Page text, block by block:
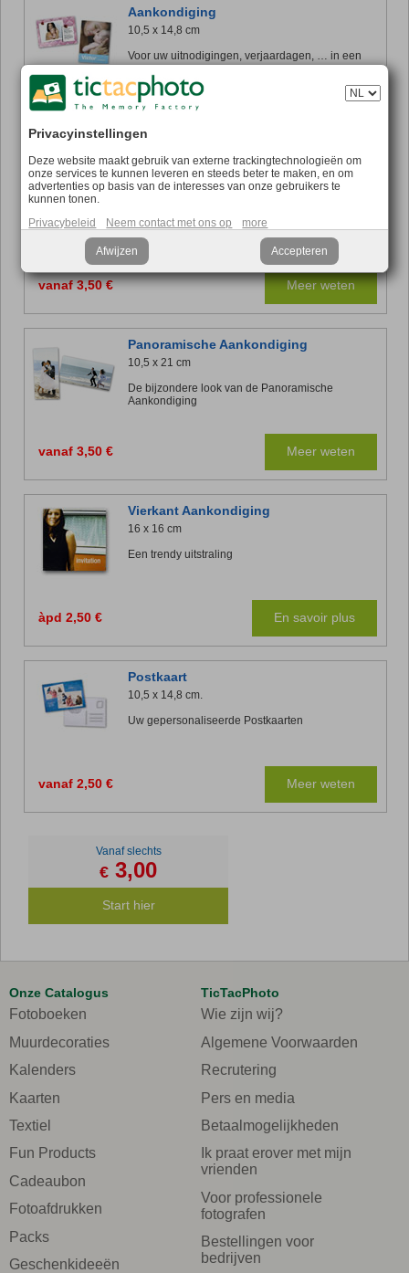
Aankondiging
10,5 x 14,8 cm
Voor uw uitnodigingen, verjaardagen, … in een
genormaliseerd formaat
XL-Aankondiging
De XL-aankondigingen voor groot nieuws
vanaf 3,50 € Meer weten
Panoramische Aankondiging
10,5 x 21 cm
De bijzondere look van de Panoramische
Aankondiging
vanaf 3,50 € Meer weten
Vierkant Aankondiging
16 x 16 cm
Een trendy uitstraling
àpd 2,50 € En savoir plus
Postkaart
10,5 x 14,8 cm.
Uw gepersonaliseerde Postkaarten
vanaf 2,50 € Meer weten
Vanaf slechts
€ 3,00
Start hier
Onze Catalogus
Fotoboeken
Muurdecoraties
Kalenders
Kaarten
Textiel
Fun Products
Cadeaubon
Fotoafdrukken
Packs
Geschenkideeën
TicTacPhoto
Wie zijn wij?
Algemene Voorwaarden
Recrutering
Pers en media
Betaalmogelijkheden
Ik praat erover met mijn
vrienden
Voor professionele
fotografen
Bestellingen voor
bedrijven
Privacyinstellingen
Deze website maakt gebruik van externe trackingtechnologieën om
onze services te kunnen leveren en steeds beter te maken, en om
advertenties op basis van de interesses van onze gebruikers te
kunnen tonen.
Privacybeleid
Neem contact met ons op more
Afwijzen Accepteren